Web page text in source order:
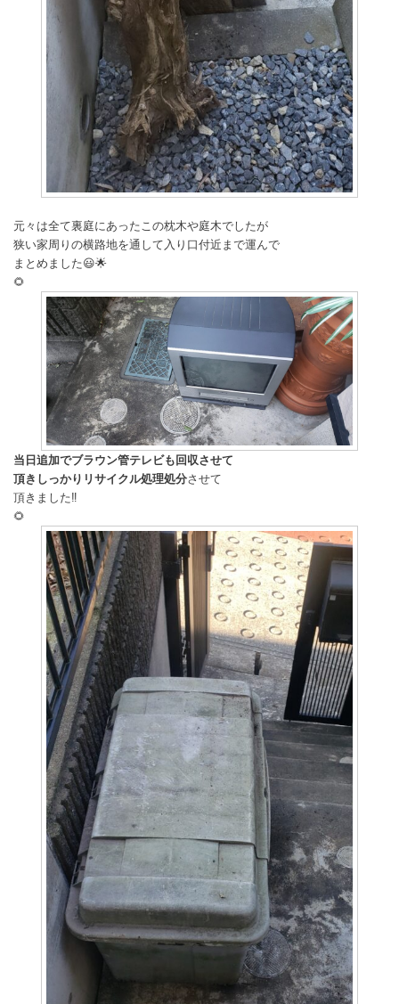
元々は全て裏庭にあったこの枕木や庭木でしたが
狭い家周りの横路地を通して入り口付近まで運んで
まとめました😃🌟
🌻
当日追加でブラウン管テレビも回収させて
頂きしっかりリサイクル処理処分させて
頂きました‼️
🌻